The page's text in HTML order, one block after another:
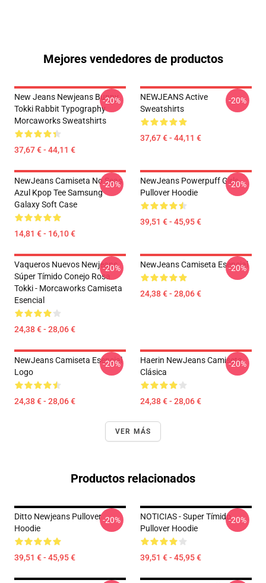
Mejores vendedores de productos
New Jeans Newjeans Bunny
Tokki Rabbit Typography
Morcaworks Sweatshirts
37,67 € - 44,11 €
-20%
NEWJEANS Active
Sweatshirts
37,67 € - 44,11 €
-20%
NewJeans Camiseta No Seas
Azul Kpop Tee Samsung
Galaxy Soft Case
14,81 € - 16,10 €
-20%
NewJeans Powerpuff Girls
Pullover Hoodie
39,51 € - 45,95 €
-20%
Vaqueros Nuevos Newjeans
Súper Tímido Conejo Rosa
Tokki - Morcaworks Camiseta
Esencial
24,38 € - 28,06 €
-20% NewJeans Camiseta Esencial
24,38 € - 28,06 €
-20%
NewJeans Camiseta Esencial
Logo
24,38 € - 28,06 €
-20%
Haerin NewJeans Camiseta
Clásica
24,38 € - 28,06 €
-20%
VER MÁS
Productos relacionados
Ditto Newjeans Pullover
Hoodie
39,51 € - 45,95 €
-20%
NOTICIAS - Super Tímido
Pullover Hoodie
39,51 € - 45,95 €
-20%